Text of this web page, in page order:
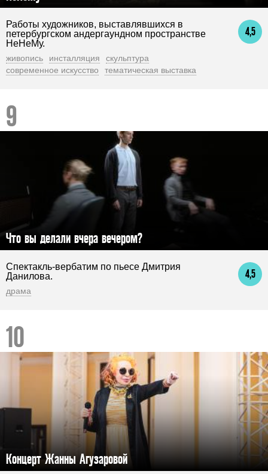
4,5
Работы художников, выставлявшихся в
петербургском андергаундном пространстве
НеНеМу.
живопись инсталляция
скульптура
современное искусство
тематическая выставка
Что вы делали вчера вечером?
4,5
Спектакль-вербатим по пьесе Дмитрия
Данилова.
драма
Концерт Жанны Агузаровой